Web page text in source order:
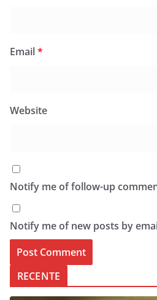
Email*
Website
Notify me of follow-up
Notify me of new posts by
RECENTE